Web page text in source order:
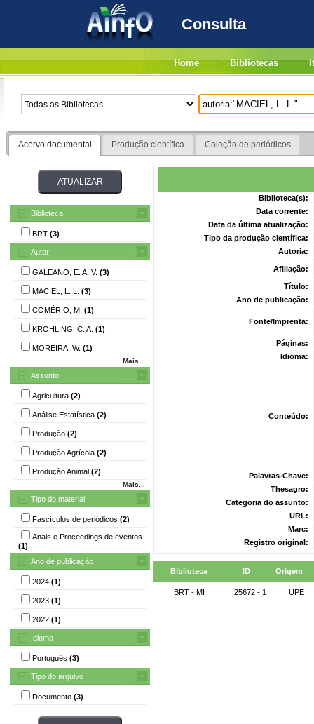
Consulta
Home Bibliotecas
Acervo documental Produção científica Coleção de periódicos
Biblioteca
BRT (3)
Autor
GALEANO, E. A. V. (3)
MACIEL, L. L. (3)
COMÉRIO, M. (1)
KROHLING, C. A. (1)
MOREIRA, W. (1)
Mais...
Assunto
Agricultura (2)
Análise Estatística (2)
Produção (2)
Produção Agrícola (2)
Produção Animal (2)
Mais...
Tipo do material
Fascículos de periódicos (2)
Anais e Proceedings de eventos
(1)
Ano de publicação
2024 (1)
2023 (1)
2022 (1)
Idioma
Português (3)
Tipo do arquivo
Documento (3)
Biblioteca(s):
Data corrente:
Data da última atualização:
Tipo da produção científica:
Autoria:
Afiliação:
Título:
Ano de publicação:
Fonte/Imprenta:
Páginas:
Idioma:
Conteúdo:
Palavras-Chave:
Thesagro:
Categoria do assunto:
URL:
Marc:
Registro original:
Biblioteca ID Origem
BRT - MI 25672 - 1 UPE